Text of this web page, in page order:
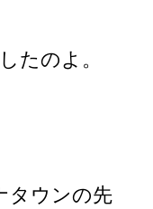
たのよ。
タウンの先